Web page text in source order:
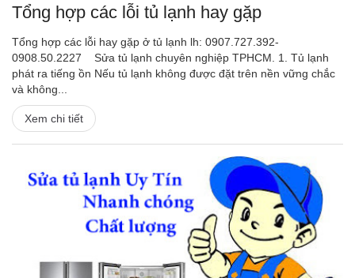
Tổng hợp các lỗi tủ lạnh hay gặp
Tổng hợp các lỗi hay gặp ở tủ lạnh lh: 0907.727.392-
0908.50.2227 Sửa tủ lạnh chuyên nghiệp TPHCM. 1. Tủ lạnh
phát ra tiếng ồn Nếu tủ lạnh không được đặt trên nền vững chắc
và không...
Xem chi tiết